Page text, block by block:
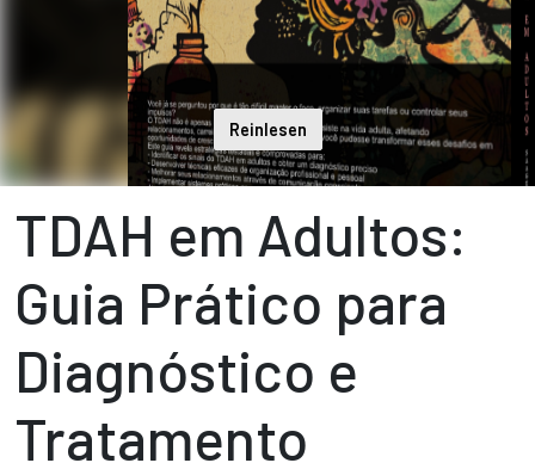
Reinlesen
TDAH em Adultos:
Guia Prático para
Diagnóstico e
Tratamento